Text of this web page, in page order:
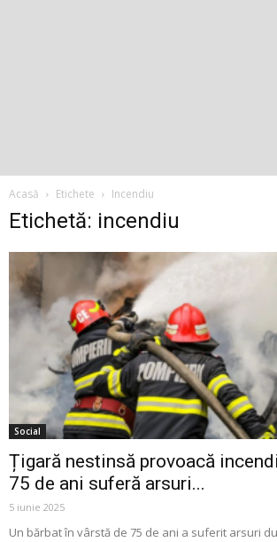
Acasă Etichete Incendiu
Etichetă: incendiu
Social
Țigară nestinsă provoacă
75 de ani suferă arsuri...
5 iunie 2025
Un bărbat în vârstă de 75 de ani a suferit arsuri